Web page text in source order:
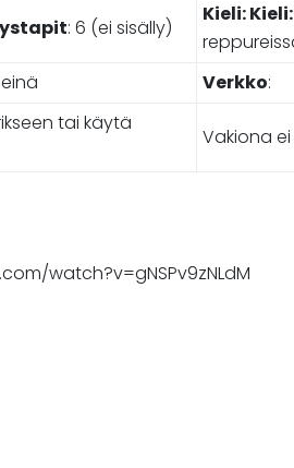
: 6 (ei sisälly)
Kieli:
Verkko:
tai käytä
Vakiona
watch?v=gNSPv9zNLdM